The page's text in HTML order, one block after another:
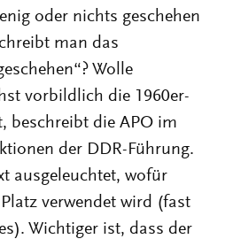
oder nichts geschehen
man das
Wolle
vorbildlich die 1960er-
beschreibt die APO im
der DDR-Führung.
ausgeleuchtet, wofür
verwendet wird (fast
Wichtiger ist, dass der